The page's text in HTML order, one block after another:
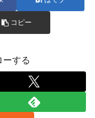
コピー
ーする